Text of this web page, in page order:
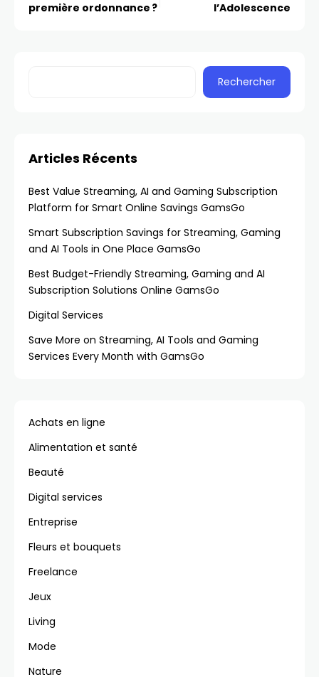
première ordonnance ?
l’Adolescence
Rechercher
Articles Récents
Best Value Streaming, AI and Gaming Subscription
Platform for Smart Online Savings GamsGo
Smart Subscription Savings for Streaming, Gaming
and AI Tools in One Place GamsGo
Best Budget-Friendly Streaming, Gaming and AI
Subscription Solutions Online GamsGo
Digital Services
Save More on Streaming, AI Tools and Gaming
Services Every Month with GamsGo
Achats en ligne
Alimentation et santé
Beauté
Digital services
Entreprise
Fleurs et bouquets
Freelance
Jeux
Living
Mode
Nature